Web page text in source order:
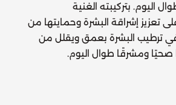
اليوم. بتركيبته الغنية
تعزيز إشراقة البشرة وحمايتها من
في ترطيب البشرة بعمق ويقلل من
صحيًا ومشرقًا طوال اليوم.